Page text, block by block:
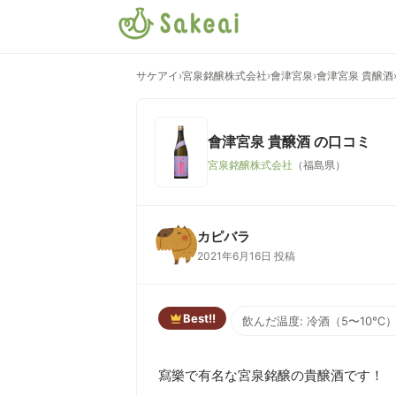
サケアイ ›宮泉銘醸株式会社›會津宮泉›會津宮泉 貴醸酒›
會津宮泉 貴醸酒 の口コミ
宮泉銘醸株式会社 （福島県）
カピバラ
2021年6月16日 投稿
Best!! 飲んだ温度: 冷酒（5〜10℃）
寫樂で有名な宮泉銘醸の貴醸酒です！